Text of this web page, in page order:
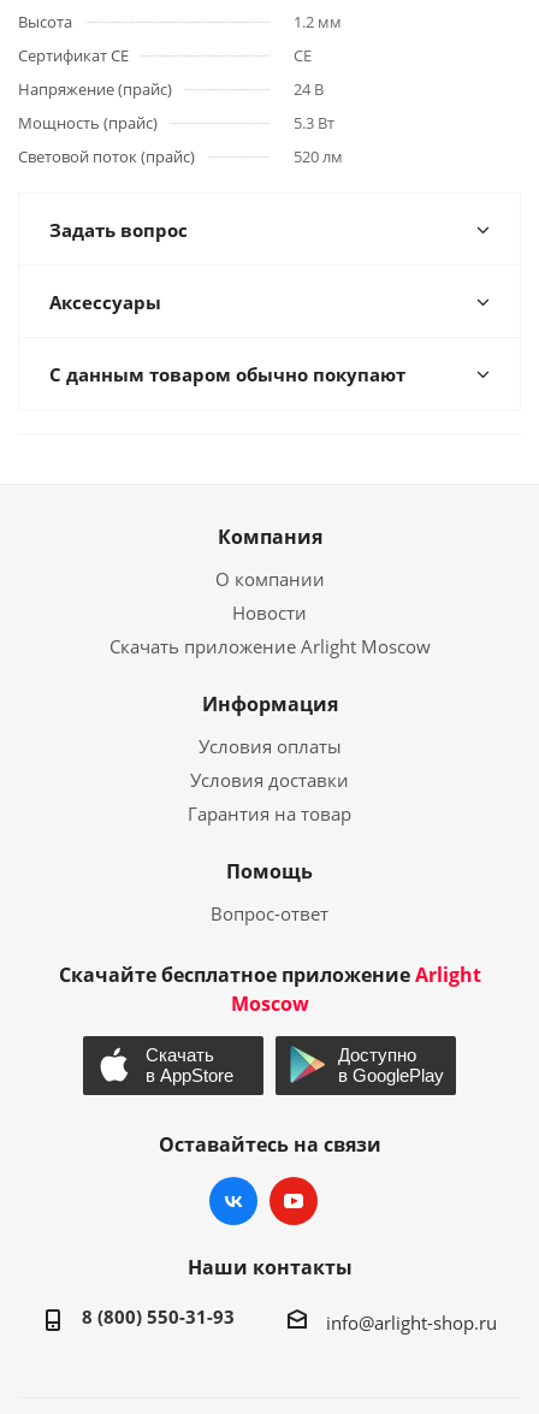
Высота
1.2 мм
Сертификат CE
CE
Напряжение (прайс)
24 В
Мощность (прайс)
5.3 Вт
Световой поток (прайс)
520 лм
Задать вопрос
Аксессуары
С данным товаром обычно покупают
Компания
О компании
Новости
Скачать приложение Arlight Moscow
Информация
Условия оплаты
Условия доставки
Гарантия на товар
Помощь
Вопрос-ответ
Скачайте бесплатное приложениеArlight
Moscow
Оставайтесь на связи
Наши контакты
8 (800) 550-31-93 info@arlight-shop.ru